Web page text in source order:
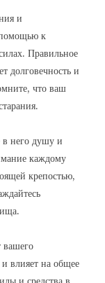
и
помощью к
Правильное
долговечность и
что ваш
в него душу и
каждому
крепостью,
вашего
влияет на общее